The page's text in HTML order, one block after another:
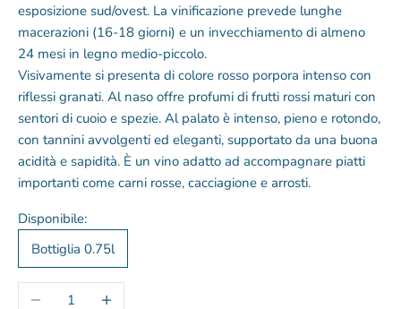
esposizione sud/ovest. La vinificazione prevede lunghe
macerazioni (16-18 giorni) e un invecchiamento di almeno
24 mesi in legno medio-piccolo.
Visivamente si presenta di colore rosso porpora intenso con
riflessi granati. Al naso offre profumi di frutti rossi maturi con
sentori di cuoio e spezie. Al palato è intenso, pieno e rotondo,
con tannini avvolgenti ed eleganti, supportato da una buona
acidità e sapidità. È un vino adatto ad accompagnare piatti
importanti come carni rosse, cacciagione e arrosti.
Disponibile:
Bottiglia 0.75l
Diminuisci quantitàAumenta quantità